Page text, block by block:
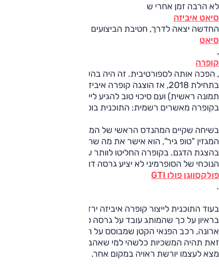
לא הרבה זמן אחרי ש
סיאט איביזה
החדשה יצאה לדרך, חטיבת הביצועים הצעירה של
סיאט
,
קופרה
, הפכה אותה לספורטיבית. זה היה בהשקת מותג קופרה
בתחילת 2018, אז הוצגה קופרה איביזה כדגם תצוגה (ראו
תמונה ראשית) ועם סיכוי טוב להגיע לייצור. אלא ששנתיים אחרי,
בקופרה מאשרים רשמית: התוכנית בוטלה.
בשיחה שקיים המהנדס הראשי של המותג, אקסל אנדורף, עם
המגזין "טופ גיר", הוא אישר את מה שחששנו מהעיכוב הממושך
בהצגת הדגם. בקופרה החליטו לוותר על האיביזה, ובכך הדור
הנוכחי של הסופרמיני לא יציע גרסה דומה לזו של
פולקסווגן פולו GTI
.
בעוד התוכנית לייצור קופרה איביזה ירדה מהפרק, אנדורך רמז
בראיון על כך שהמותג עובד על גרסה ספורטיבית של סיאט
ארונה, רכב הפנאי הקטן שמבוסס על הסופרמיני. אז אולי בכל
זאת תהיה המשכיות כלשהי למי שאהב את האיביזה קופרה ולא
מצא לעצמו יורשת ראויה במקום אחר.